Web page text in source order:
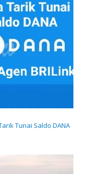
Tunai Saldo DANA